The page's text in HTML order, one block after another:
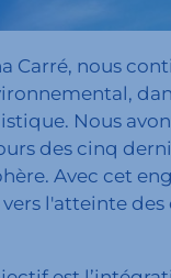
Carré, nous
Nous
des cinq
Avec cet
l'atteinte